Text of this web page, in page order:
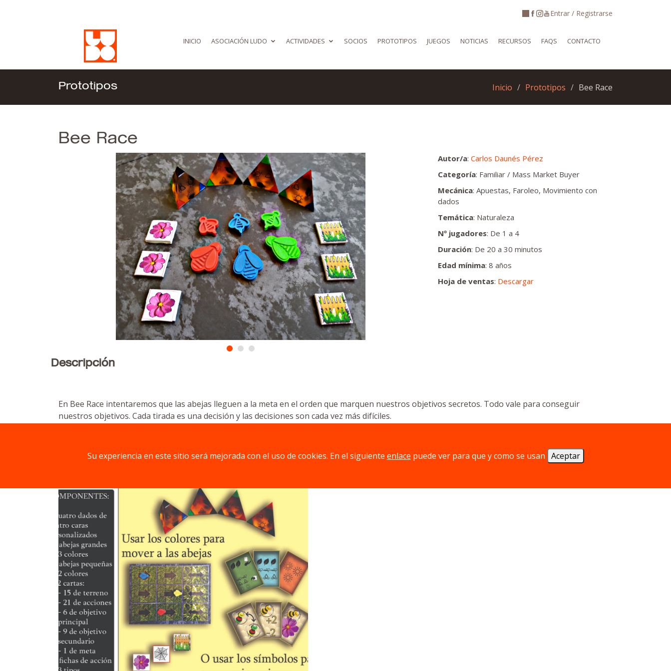
Entrar / Registrarse
INICIO ASOCIACIÓN LUDO ACTIVIDADES SOCIOS PROTOTIPOS JUEGOS NOTICIAS RECURSOS FAQS CONTACTO
Prototipos Inicio Prototipos Bee Race
Bee Race
Autor/a: Carlos Daunés Pérez
Categoría: Familiar / Mass Market Buyer
Mecánica: Apuestas, Faroleo, Movimiento con
dados
Temática: Naturaleza
Nº jugadores: De 1 a 4
Duración: De 20 a 30 minutos
Edad mínima: 8 años
Hoja de ventas: Descargar
Descripción
En Bee Race intentaremos que las abejas lleguen a la meta en el orden que marquen nuestros objetivos secretos. Todo vale para conseguir
nuestros objetivos. Cada tirada es una decisión y las decisiones son cada vez más difíciles.
Su experiencia en este sitio será mejorada con el uso de cookies. En el siguiente enlace puede ver para que y como se usan Aceptar